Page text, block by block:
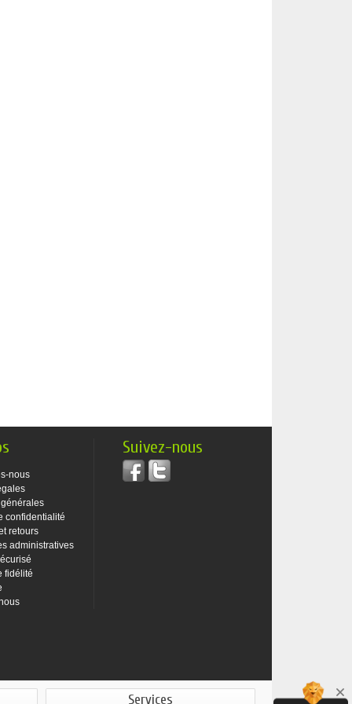
nous
confidentialité
retours
administratives
fidélité
Suivez-nous
Services